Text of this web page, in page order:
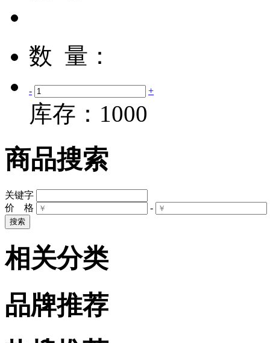
数 量：
- +
库存： 1000
商品搜索
关键字
价 格
-
相关分类
品牌推荐